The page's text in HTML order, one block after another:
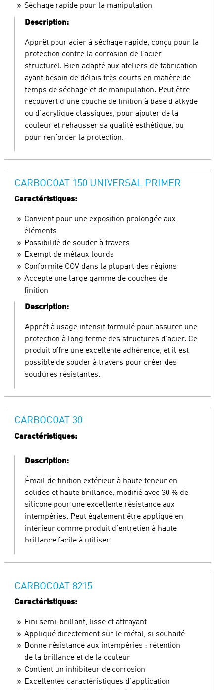
Séchage rapide pour la manipulation
Description:
Apprêt pour acier à séchage rapide, conçu pour la
protection contre la corrosion de l’acier
structurel. Bien adapté aux ateliers de fabrication
ayant besoin de délais très courts en matière de
temps de séchage et de manipulation. Peut être
recouvert d’une couche de finition à base d’alkyde
ou d’acrylique classiques, pour ajouter de la
couleur et rehausser sa qualité esthétique, ou
pour renforcer la protection.
CARBOCOAT 150 UNIVERSAL PRIMER
Caractéristiques:
Convient pour une exposition prolongée aux
éléments
Possibilité de souder à travers
Exempt de métaux lourds
Conformité COV dans la plupart des régions
Accepte une large gamme de couches de
finition
Description:
Apprêt à usage intensif formulé pour assurer une
protection à long terme des structures d’acier. Ce
produit offre une excellente adhérence, et il est
possible de souder à travers pour créer des
soudures résistantes.
CARBOCOAT 30
Caractéristiques:
Description:
Émail de finition extérieur à haute teneur en
solides et haute brillance, modifié avec 30 % de
silicone pour une excellente résistance aux
intempéries. Peut également être appliqué en
intérieur comme produit d’entretien à haute
brillance facile à utiliser.
CARBOCOAT 8215
Caractéristiques:
Fini semi-brillant, lisse et attrayant
Appliqué directement sur le métal, si souhaité
Bonne résistance aux intempéries : rétention
de la brillance et de la couleur
Contient un inhibiteur de corrosion
Excellentes caractéristiques d’application